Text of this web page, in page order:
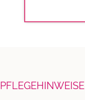
PFLEGEHINWEISE